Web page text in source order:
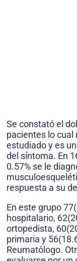
Se constató el
pacientes lo cual
estudiado y es
del síntoma. En
0.57% se le
respuesta a su
En este grupo
hospitalario,
ortopedista,
primaria y
Reumatólogo.